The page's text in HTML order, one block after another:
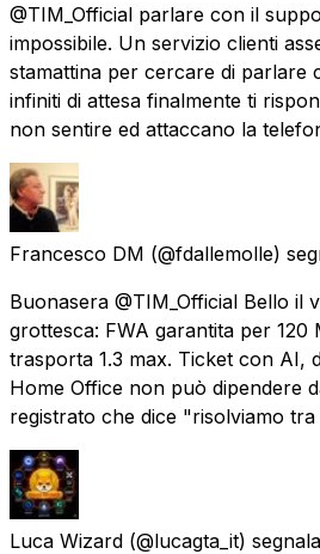
@TIM_Official parlare con il
impossibile. Un servizio clienti
stamattina per cercare di
infiniti di attesa finalmente ti
non sentire ed attaccano la
Francesco DM (@fdallemolle)
Buonasera @TIM_Official Bello il
grottesca: FWA garantita per 120
trasporta 1.3 max. Ticket con AI,
Home Office non può dipendere
registrato che dice "risolviamo
Luca Wizard (@lucagta_it)